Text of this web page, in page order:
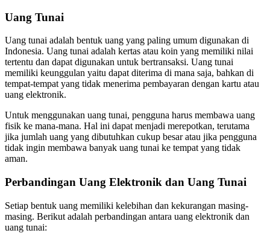
Uang Tunai
Uang tunai adalah bentuk uang yang paling umum digunakan di
Indonesia. Uang tunai adalah kertas atau koin yang memiliki nilai
tertentu dan dapat digunakan untuk bertransaksi. Uang tunai
memiliki keunggulan yaitu dapat diterima di mana saja, bahkan di
tempat-tempat yang tidak menerima pembayaran dengan kartu atau
uang elektronik.
Untuk menggunakan uang tunai, pengguna harus membawa uang
fisik ke mana-mana. Hal ini dapat menjadi merepotkan, terutama
jika jumlah uang yang dibutuhkan cukup besar atau jika pengguna
tidak ingin membawa banyak uang tunai ke tempat yang tidak
aman.
Perbandingan Uang Elektronik dan Uang Tunai
Setiap bentuk uang memiliki kelebihan dan kekurangan masing-
masing. Berikut adalah perbandingan antara uang elektronik dan
uang tunai: